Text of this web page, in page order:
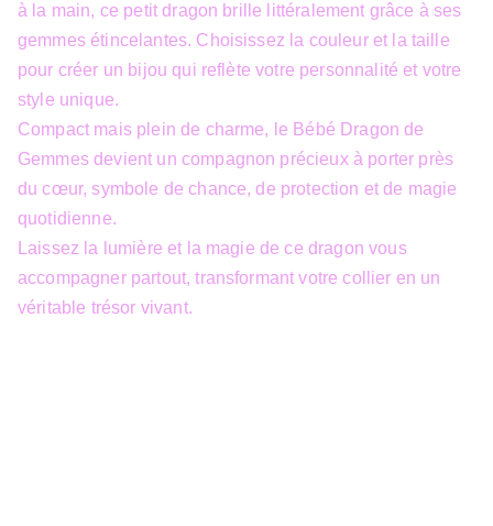
à la main, ce petit dragon brille littéralement grâce à ses
gemmes étincelantes. Choisissez la couleur et la taille
pour créer un bijou qui reflète votre personnalité et votre
style unique.
Compact mais plein de charme, le Bébé Dragon de
Gemmes devient un compagnon précieux à porter près
du cœur, symbole de chance, de protection et de magie
quotidienne.
Laissez la lumière et la magie de ce dragon vous
accompagner partout, transformant votre collier en un
véritable trésor vivant.